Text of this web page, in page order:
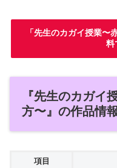
「先生のカガイ授業〜
料
『先生のカガイ
方〜』の作品情
項目